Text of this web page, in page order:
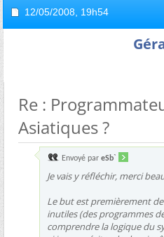
12/05/2008, 19h54
Re :
Asiatiques ?
Envoyé par eSb`
Je vais y réfléchir, merci
Le but est premièrement
inutiles (des programmes
comprendre la logique du